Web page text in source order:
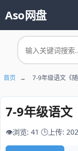
Aso网盘
首页
📚 热门资源
首页 → 7-9年级语文《
7-9年级语文
👁️浏览: 41 🕒上传: